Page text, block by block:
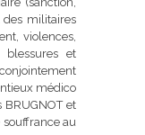
des militaires
violences,
blessures et
médico
et
au